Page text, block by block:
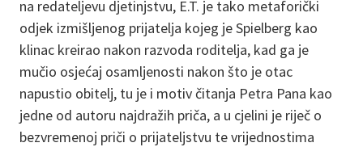
na redateljevu djetinjstvu, E.T. je tako metaforički
odjek izmišljenog prijatelja kojeg je Spielberg kao
klinac kreirao nakon razvoda roditelja, kad ga je
mučio osjećaj osamljenosti nakon što je otac
napustio obitelj, tu je i motiv čitanja Petra Pana kao
jedne od autoru najdražih priča, a u cjelini je riječ o
bezvremenoj priči o prijateljstvu te vrijednostima